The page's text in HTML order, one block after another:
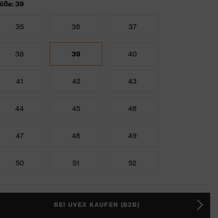
39
35 36 37
38 39 40
41 42 43
44 45 46
47 48 49
50 51 52
BEI UVEX KAUFEN (B2B)